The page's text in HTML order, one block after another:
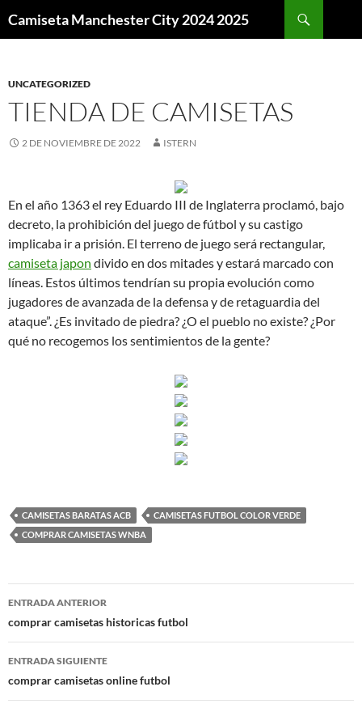
Camiseta Manchester City 2024 2025
UNCATEGORIZED
TIENDA DE CAMISETAS
2 DE NOVIEMBRE DE 2022 ISTERN
En el año 1363 el rey Eduardo III de Inglaterra proclamó, bajo
decreto, la prohibición del juego de fútbol y su castigo
implicaba ir a prisión. El terreno de juego será rectangular,
camiseta japon divido en dos mitades y estará marcado con
líneas. Estos últimos tendrían su propia evolución como
jugadores de avanzada de la defensa y de retaguardia del
ataque”. ¿Es invitado de piedra? ¿O el pueblo no existe? ¿Por
qué no recogemos los sentimientos de la gente?
CAMISETAS BARATAS ACB
CAMISETAS FUTBOL COLOR VERDE
COMPRAR CAMISETAS WNBA
Navegación
de
entradas
ENTRADA ANTERIOR
comprar camisetas historicas futbol
ENTRADA SIGUIENTE
comprar camisetas online futbol